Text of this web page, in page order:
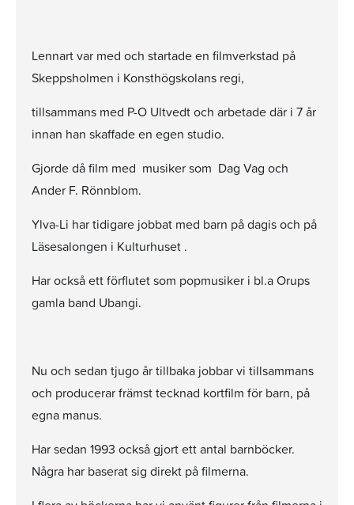
Lennart var med och startade en filmverkstad på
Skeppsholmen i Konsthögskolans regi,
tillsammans med P-O Ultvedt och arbetade där i 7 år
innan han skaffade en egen studio.
Gjorde då film med musiker som Dag Vag och
Ander F. Rönnblom.
Ylva-Li har tidigare jobbat med barn på dagis och på
Läsesalongen i Kulturhuset .
Har också ett förflutet som popmusiker i bl.a Orups
gamla band Ubangi.
Nu och sedan tjugo år tillbaka jobbar vi tillsammans
och producerar främst tecknad kortfilm för barn, på
egna manus.
Har sedan 1993 också gjort ett antal barnböcker.
Några har baserat sig direkt på filmerna.